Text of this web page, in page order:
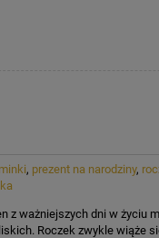
, prezent na narodziny,
z ważniejszych dni w życiu
Roczek zwykle wiąże